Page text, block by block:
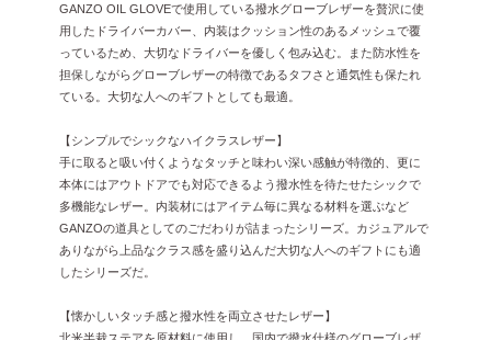
GANZO OIL GLOVEで使用している撥水グローブレザーを贅沢に使
用したドライバーカバー、内装はクッション性のあるメッシュで覆
っているため、大切なドライバーを優しく包み込む。また防水性を
担保しながらグローブレザーの特徴であるタフさと通気性も保たれ
ている。大切な人へのギフトとしても最適。
【シンプルでシックなハイクラスレザー】
手に取ると吸い付くようなタッチと味わい深い感触が特徴的、更に
本体にはアウトドアでも対応できるよう撥水性を待たせたシックで
多機能なレザー。内装材にはアイテム毎に異なる材料を選ぶなど
GANZOの道具としてのごだわりが詰まったシリーズ。カジュアルで
ありながら上品なクラス感を盛り込んだ大切な人へのギフトにも適
したシリーズだ。
【懐かしいタッチ感と撥水性を両立させたレザー】